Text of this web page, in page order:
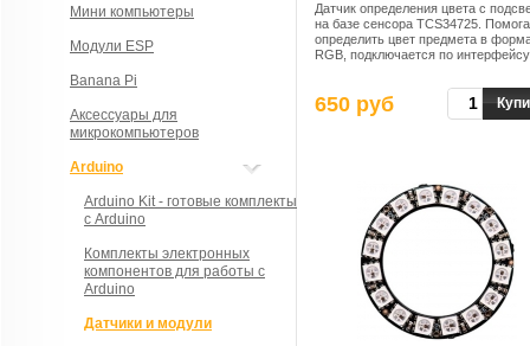
Мини компьютеры
Модули ESP
Banana Pi
Аксессуары для
микрокомпьютеров
Arduino
Arduino Kit - готовые комплекты
с Arduino
Комплекты электронных
компонентов для работы с
Arduino
Датчики и модули
Датчик определения цвета с
на базе сенсора TCS34725.
определить цвет предмета в
RGB, подключается по
650 руб